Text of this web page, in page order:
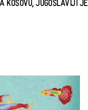
JUGOSLAVIJI JE